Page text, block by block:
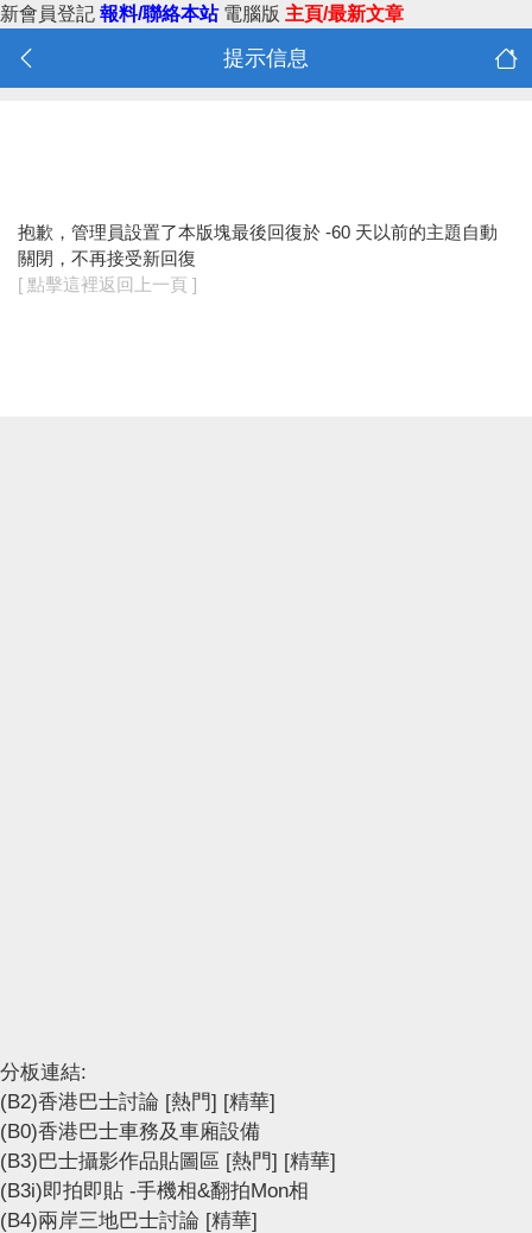
新會員登記 報料/聯絡本站 電腦版 主頁/最新文章
提示信息
抱歉，管理員設置了本版塊最後回復於 -60 天以前的主題自動
關閉，不再接受新回復
[ 點擊這裡返回上一頁 ]
分板連結:
(B2)香港巴士討論 [熱門] [精華]
(B0)香港巴士車務及車廂設備
(B3)巴士攝影作品貼圖區 [熱門] [精華]
(B3i)即拍即貼 -手機相&翻拍Mon相
(B4)兩岸三地巴士討論 [精華]